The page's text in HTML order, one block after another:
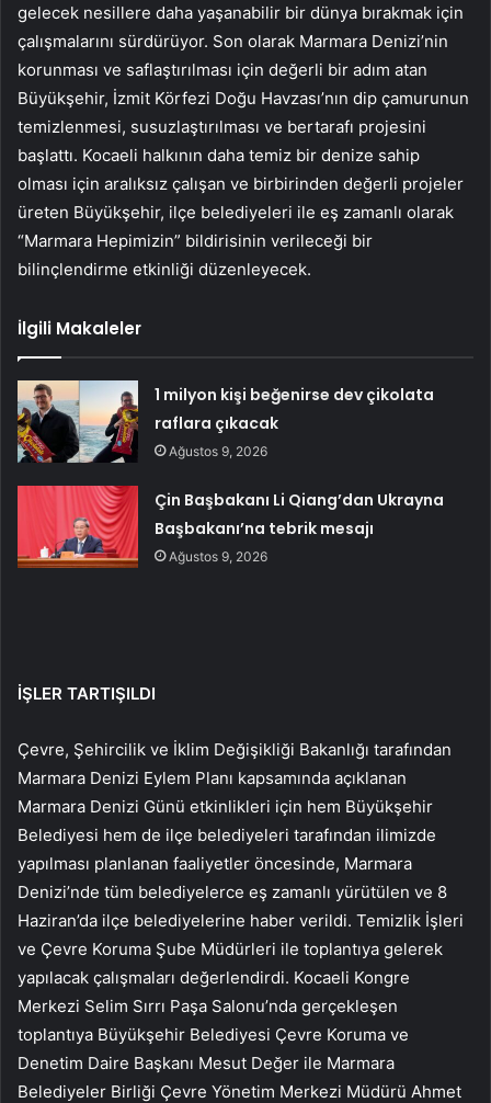
gelecek nesillere daha yaşanabilir bir dünya bırakmak için
çalışmalarını sürdürüyor. Son olarak Marmara Denizi’nin
korunması ve saflaştırılması için değerli bir adım atan
Büyükşehir, İzmit Körfezi Doğu Havzası’nın dip çamurunun
temizlenmesi, susuzlaştırılması ve bertarafı projesini
başlattı. Kocaeli halkının daha temiz bir denize sahip
olması için aralıksız çalışan ve birbirinden değerli projeler
üreten Büyükşehir, ilçe belediyeleri ile eş zamanlı olarak
“Marmara Hepimizin” bildirisinin verileceği bir
bilinçlendirme etkinliği düzenleyecek.
İlgili Makaleler
1 milyon kişi beğenirse dev çikolata
raflara çıkacak
Ağustos 9, 2026
Çin Başbakanı Li Qiang’dan Ukrayna
Başbakanı’na tebrik mesajı
Ağustos 9, 2026
İŞLER TARTIŞILDI
Çevre, Şehircilik ve İklim Değişikliği Bakanlığı tarafından
Marmara Denizi Eylem Planı kapsamında açıklanan
Marmara Denizi Günü etkinlikleri için hem Büyükşehir
Belediyesi hem de ilçe belediyeleri tarafından ilimizde
yapılması planlanan faaliyetler öncesinde, Marmara
Denizi’nde tüm belediyelerce eş zamanlı yürütülen ve 8
Haziran’da ilçe belediyelerine haber verildi. Temizlik İşleri
ve Çevre Koruma Şube Müdürleri ile toplantıya gelerek
yapılacak çalışmaları değerlendirdi. Kocaeli Kongre
Merkezi Selim Sırrı Paşa Salonu’nda gerçekleşen
toplantıya Büyükşehir Belediyesi Çevre Koruma ve
Denetim Daire Başkanı Mesut Değer ile Marmara
Belediyeler Birliği Çevre Yönetim Merkezi Müdürü Ahmet